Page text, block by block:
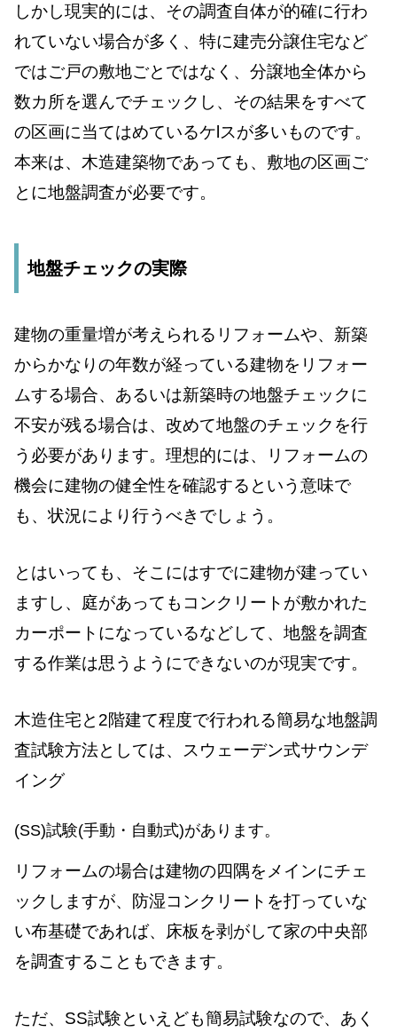
しかし現実的には、その調査自体が的確に行わ
れていない場合が多く、特に建売分譲住宅など
ではご戸の敷地ごとではなく、分譲地全体から
数カ所を選んでチェックし、その結果をすべて
の区画に当てはめているケlスが多いものです。
本来は、木造建築物であっても、敷地の区画ご
とに地盤調査が必要です。
地盤チェックの実際
建物の重量増が考えられるリフォームや、新築
からかなりの年数が経っている建物をリフォー
ムする場合、あるいは新築時の地盤チェックに
不安が残る場合は、改めて地盤のチェックを行
う必要があります。理想的には、リフォームの
機会に建物の健全性を確認するという意味で
も、状況により行うべきでしょう。
とはいっても、そこにはすでに建物が建ってい
ますし、庭があってもコンクリートが敷かれた
カーポートになっているなどして、地盤を調査
する作業は思うようにできないのが現実です。
木造住宅と2階建て程度で行われる簡易な地盤調
査試験方法としては、スウェーデン式サウンデ
イング
(SS)試験(手動・自動式)があります。
リフォームの場合は建物の四隅をメインにチェ
ックしますが、防湿コンクリートを打っていな
い布基礎であれば、床板を剥がして家の中央部
を調査することもできます。
ただ、SS試験といえども簡易試験なので、あく